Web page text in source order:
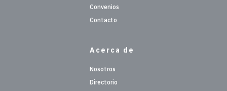
Convenios
Contacto
Acerca de
Nosotros
Directorio